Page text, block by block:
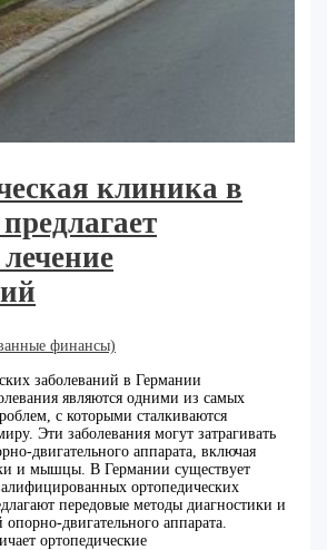
клиника в
финансы)
заболеваний в Германии
являются одними из самых
с которыми сталкиваются
Эти заболевания могут затрагивать
двигательного аппарата, включая
и мышцы. В Германии существует
ортопедических
передовые методы диагностики и
двигательного аппарата.
ортопедические